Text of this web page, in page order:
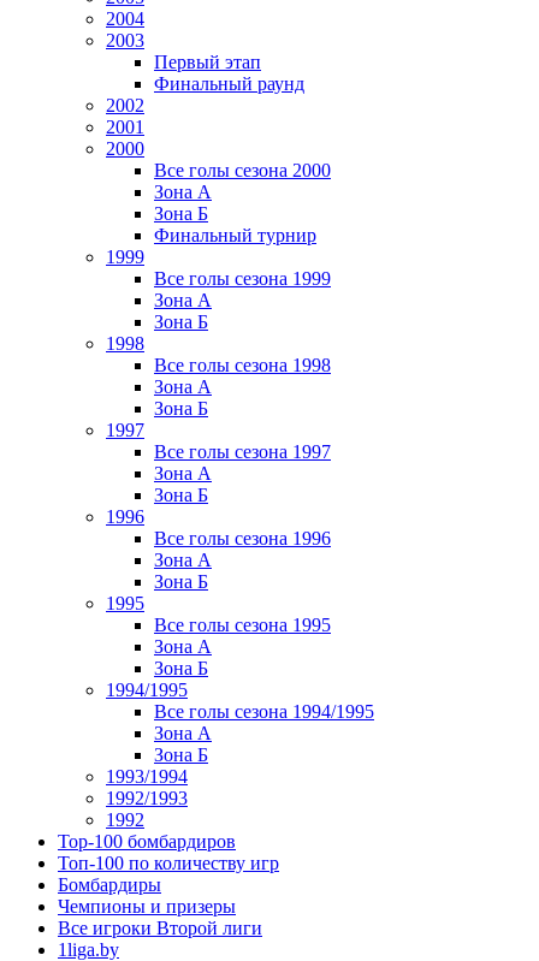
2004
2003
Первый этап
Финальный раунд
2002
2001
2000
Все голы сезона 2000
Зона А
Зона Б
Финальный турнир
1999
Все голы сезона 1999
Зона А
Зона Б
1998
Все голы сезона 1998
Зона А
Зона Б
1997
Все голы сезона 1997
Зона А
Зона Б
1996
Все голы сезона 1996
Зона А
Зона Б
1995
Все голы сезона 1995
Зона А
Зона Б
1994/1995
Все голы сезона 1994/1995
Зона А
Зона Б
1993/1994
1992/1993
1992
Top-100 бомбардиров
Топ-100 по количеству игр
Бомбардиры
Чемпионы и призеры
Все игроки Второй лиги
1liga.by